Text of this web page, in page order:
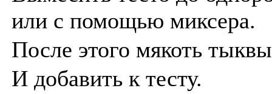
или с помощью миксера.
После этого мякоть
И добавить к тесту.